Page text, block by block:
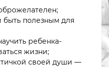
быть полезным для
ребенка-
жизни;
своей души —